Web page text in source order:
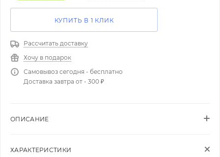
КУПИТЬ В 1 КЛИК
Рассчитать доставку
Хочу в подарок
Самовывоз сегодня - бесплатно
Доставка завтра от - 300 ₽
ОПИСАНИЕ
ХАРАКТЕРИСТИКИ